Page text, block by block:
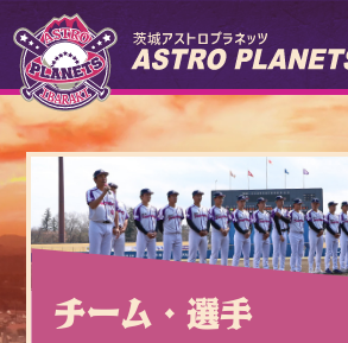
チーム・選手